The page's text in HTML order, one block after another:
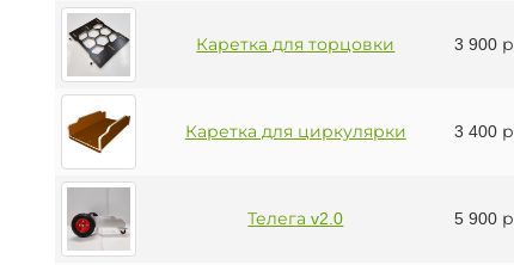
Каретка для торцовки 3 900 р.
Каретка для циркулярки 3 400 р.
Телега v2.0 5 900 р.